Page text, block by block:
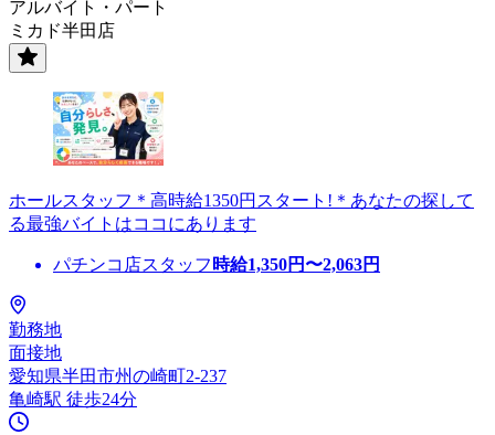
アルバイト・パート
ミカド半田店
ホールスタッフ＊高時給1350円スタート!＊あなたの探して
る最強バイトはココにあります
パチンコ店スタッフ 時給1,350円〜2,063円
勤務地
面接地
愛知県半田市州の崎町2-237
亀崎駅 徒歩24分